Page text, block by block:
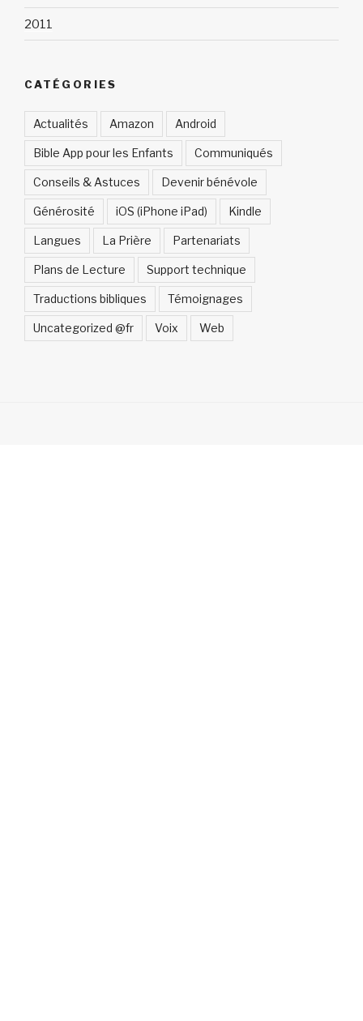
2011
CATÉGORIES
Actualités Amazon Android
Bible App pour les Enfants Communiqués
Conseils & Astuces Devenir bénévole
Générosité iOS (iPhone iPad) Kindle
Langues La Prière Partenariats
Plans de Lecture Support technique
Traductions bibliques Témoignages
Uncategorized @fr Voix Web